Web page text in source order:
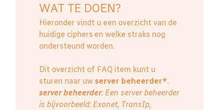
WAT TE DOEN?
Hieronder vindt u een overzicht van de
huidige ciphers en welke straks nog
ondersteund worden.
Dit overzicht of FAQ item kunt u
sturen naar uw server beheerder*.
server beheerder: Een server beheerder
is bijvoorbeeld: Exonet, TransIp,